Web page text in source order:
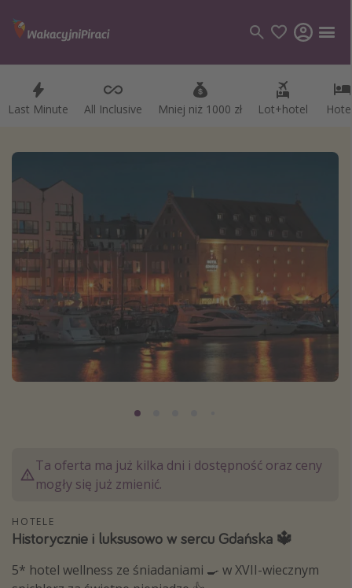
Last Minute All Inclusive Mniej niż 1000 zł Lot+hotel
Kategorie
Wakacje
Rejsy
Kierunki
Grecja
Turcja
Egipt
Azja Południowo-Wschodnia
Wszystkie kierunki
Rodzaj wyjazdu
Ta oferta ma już kilka dni i dostępność oraz ceny
mogły się już zmienić.
HOTELE
Historycznie i luksusowo w sercu Gdańska 🔱
5* hotel wellness ze śniadaniami 🍳 w XVII-wiecznym